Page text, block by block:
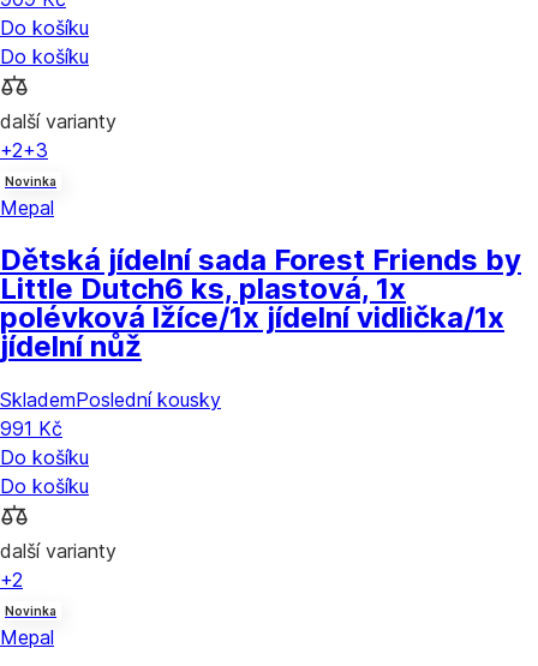
Do košíku
Do košíku
další varianty
+2+3
Novinka
Mepal
Dětská jídelní sada Forest Friends by
Little Dutch6 ks, plastová, 1x
polévková lžíce/1x jídelní vidlička/1x
jídelní nůž
SklademPoslední kousky
991 Kč
Do košíku
Do košíku
další varianty
+2
Novinka
Mepal